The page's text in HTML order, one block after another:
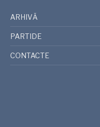
ARHIVĂ
PARTIDE
CONTACTE